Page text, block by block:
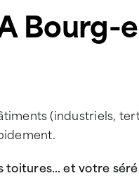
Bourg-
(industriels,
toitures… et votre